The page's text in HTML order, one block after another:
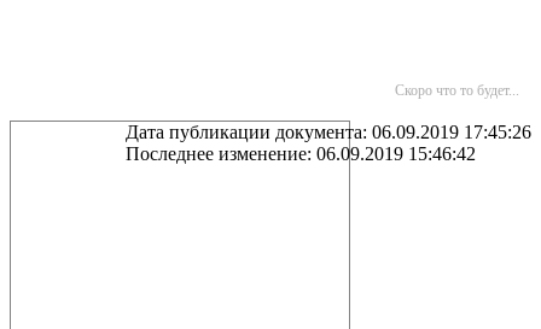
Скоро что то будет...
Дата публикации документа: 06.09.2019 17:45:26
Последнее изменение: 06.09.2019 15:46:42